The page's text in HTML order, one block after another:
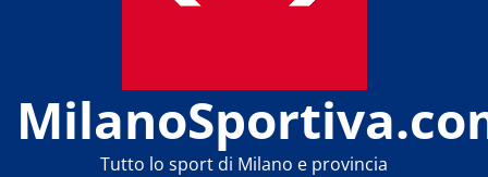
Tutto lo sport di Milano e provincia